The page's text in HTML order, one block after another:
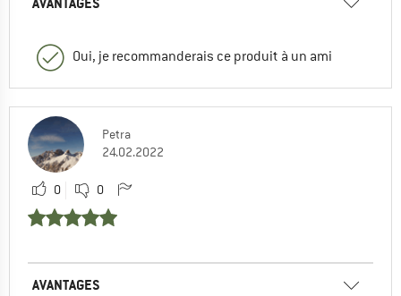
Oui, je recommanderais ce produit à un ami
Petra
24.02.2022
0 0
AVANTAGES